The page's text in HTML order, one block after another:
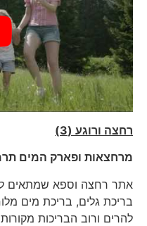
רחצה ורוגע (3)
מרחצאות ופארק המים
אתר רחצה וספא שמתאים לכל
בריכת גלים, בריכת מים
להרים ורוב הבריכות מקורות.